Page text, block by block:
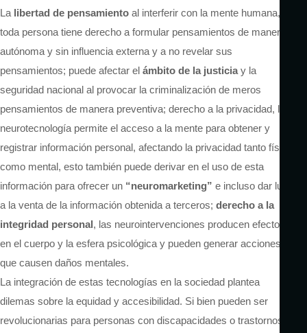
La libertad de pensamiento al interferir con la mente humana,
toda persona tiene derecho a formular pensamientos de manera
autónoma y sin influencia externa y a no revelar sus
pensamientos; puede afectar el ámbito de la justicia y la
seguridad nacional al provocar la criminalización de meros
pensamientos de manera preventiva; derecho a la privacidad, la
neurotecnología permite el acceso a la mente para obtener y
registrar información personal, afectando la privacidad tanto física
como mental, esto también puede derivar en el uso de esta
información para ofrecer un “neuromarketing” e incluso dar lugar
a la venta de la información obtenida a terceros; derecho a la
integridad personal, las neurointervenciones producen efectos
en el cuerpo y la esfera psicológica y pueden generar acciones
que causen daños mentales.
La integración de estas tecnologías en la sociedad plantea
dilemas sobre la equidad y accesibilidad. Si bien pueden ser
revolucionarias para personas con discapacidades o trastornos